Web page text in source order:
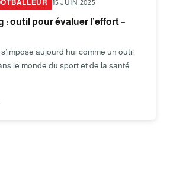
15 JUIN 2025
: outil pour évaluer l’effort –
aujourd’hui comme un outil
le monde du sport et de la santé